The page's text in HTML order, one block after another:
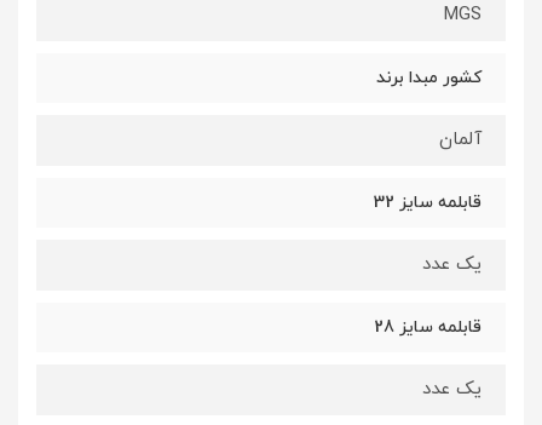
MGS
کشور مبدا برند
آلمان
قابلمه سایز 32
یک عدد
قابلمه سایز 28
یک عدد